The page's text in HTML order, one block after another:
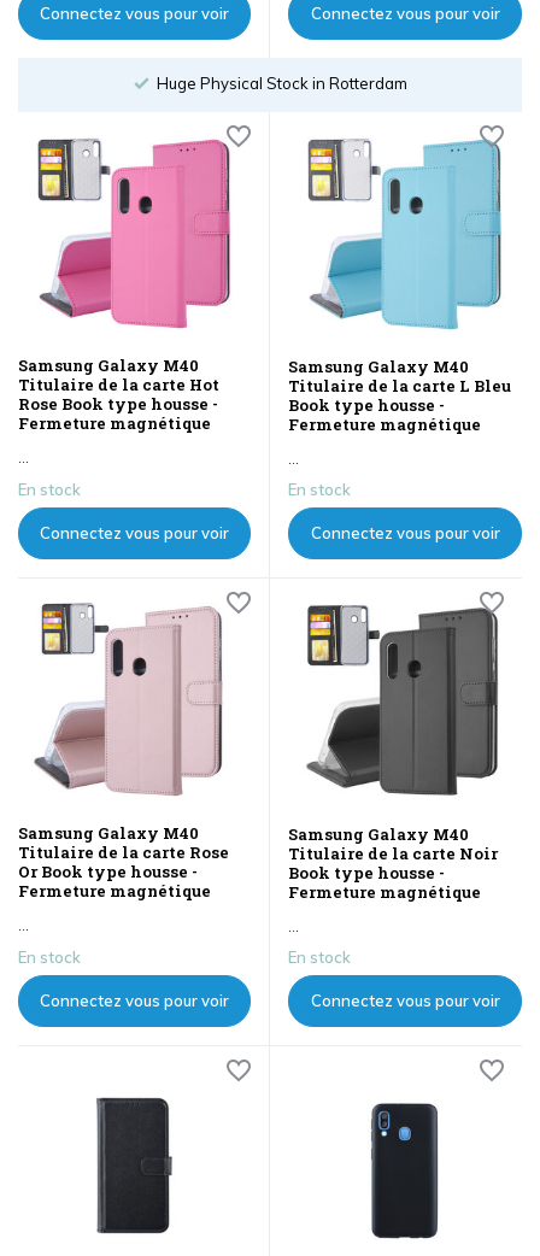
Connectez vous pour voir Connectez vous pour voir
Huge Physical Stock in Rotterdam
Samsung Galaxy M40
Titulaire de la carte Hot
Rose Book type housse -
Fermeture magnétique
...
En stock
Connectez vous pour voir
Samsung Galaxy M40
Titulaire de la carte L Bleu
Book type housse -
Fermeture magnétique
...
En stock
Connectez vous pour voir
Samsung Galaxy M40
Titulaire de la carte Rose
Or Book type housse -
Fermeture magnétique
En stock
Connectez vous pour voir
Samsung Galaxy M40
Titulaire de la carte Noir
Book type housse -
Fermeture magnétique
En stock
Connectez vous pour voir